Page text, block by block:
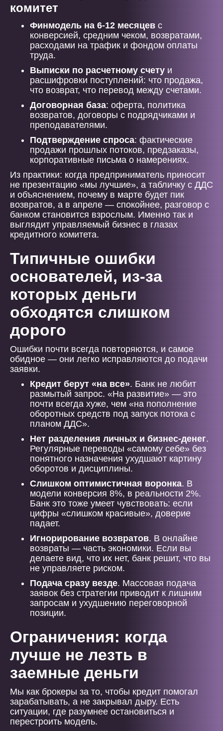
комитет
Финмодель на 6-12 месяцев с
конверсией, средним чеком, возвратами,
расходами на трафик и фондом оплаты
труда.
Выписки по расчетному счету и
расшифровки поступлений: что продажа,
что возврат, что перевод между счетами.
Договорная база: оферта, политика
возвратов, договоры с подрядчиками и
преподавателями.
Подтверждение спроса: фактические
продажи прошлых потоков, предзаказы,
корпоративные письма о намерениях.
Из практики: когда предприниматель приносит
не презентацию «мы лучшие», а табличку с ДДС
и объяснением, почему в марте будет пик
возвратов, а в апреле — спокойнее, разговор с
банком становится взрослым. Именно так и
выглядит управляемый бизнес в глазах
кредитного комитета.
Типичные ошибки
основателей, из-за
которых деньги
обходятся слишком
дорого
Ошибки почти всегда повторяются, и самое
обидное — они легко исправляются до подачи
заявки.
Кредит берут «на все». Банк не любит
размытый запрос. «На развитие» — это
почти всегда хуже, чем «на пополнение
оборотных средств под запуск потока с
планом ДДС».
Нет разделения личных и бизнес-денег.
Регулярные переводы «самому себе» без
понятного назначения ухудшают картину
оборотов и дисциплины.
Слишком оптимистичная воронка. В
модели конверсия 8%, в реальности 2%.
Банк это тоже умеет чувствовать: если
цифры «слишком красивые», доверие
падает.
Игнорирование возвратов. В онлайне
возвраты — часть экономики. Если вы
делаете вид, что их нет, банк решит, что вы
не управляете риском.
Подача сразу везде. Массовая подача
заявок без стратегии приводит к лишним
запросам и ухудшению переговорной
позиции.
Ограничения: когда
лучше не лезть в
заемные деньги
Мы как брокеры за то, чтобы кредит помогал
зарабатывать, а не закрывал дыру. Есть
ситуации, где разумнее остановиться и
перестроить модель.